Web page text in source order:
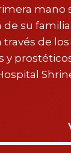
mano
de su
través de los
y